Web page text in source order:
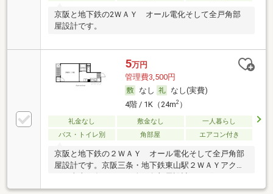
京阪と地下鉄の2ＷＡＹ オール電化そして全戸角部
屋設計です。
5万円
管理費3,500円
なし
なし(実費)
4階 / 1K（24m2）
礼金なし 敷金なし
一人暮らし
バス・トイレ別
角部屋 エアコン付き
京阪と地下鉄の２ＷＡＹ オール電化そして全戸角部
屋設計です。京阪三条・地下鉄東山駅２ＷＡＹアクセ
ョンです。市内中心部では少ない初期費用・家賃を抑